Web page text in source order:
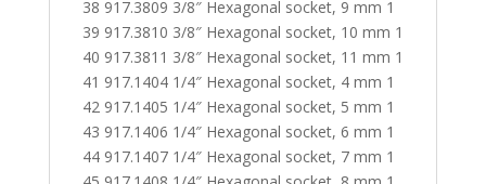
38 917.3809 3/8″ Hexagonal socket, 9 mm 1
39 917.3810 3/8″ Hexagonal socket, 10 mm 1
40 917.3811 3/8″ Hexagonal socket, 11 mm 1
41 917.1404 1/4″ Hexagonal socket, 4 mm 1
42 917.1405 1/4″ Hexagonal socket, 5 mm 1
43 917.1406 1/4″ Hexagonal socket, 6 mm 1
44 917.1407 1/4″ Hexagonal socket, 7 mm 1